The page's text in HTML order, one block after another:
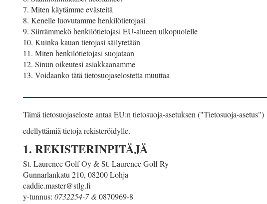
7. Miten käytämme evästeitä
8. Kenelle luovutamme henkilötietojasi
9. Siirrämmekö henkilötietojasi EU-alueen ulkopuolelle
10. Kuinka kauan tietojasi säilytetään
11. Miten henkilötietojasi suojataan
12. Sinun oikeutesi asiakkaanamme
13. Voidaanko tätä tietosuojaselostetta muuttaa
Tämä tietosuojaseloste antaa EU:n tietosuoja-asetuksen ("Tietosuoja-asetus")
edellyttämiä tietoja rekisteröidylle.
1. REKISTERINPITÄJÄ
St. Laurence Golf Oy & St. Laurence Golf Ry
Gunnarlankatu 210, 08200 Lohja
caddie.master@stlg.fi
y-tunnus: 0732254-7 &0870969-8